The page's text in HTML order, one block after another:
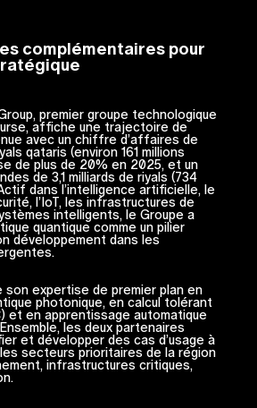
complémentaires pour
premier groupe technologique
affiche une trajectoire de
avec un chiffre d’affaires de
qataris (environ 161 millions
de plus de 20% en 2025, et un
de 3,1 milliards de riyals (734
dans l’intelligence artificielle, le
l’IoT, les infrastructures de
intelligents, le Groupe a
quantique comme un pilier
développement dans les
son expertise de premier plan en
photonique, en calcul tolérant
et en apprentissage automatique
les deux partenaires
et développer des cas d’usage à
secteurs prioritaires de la région
infrastructures critiques,